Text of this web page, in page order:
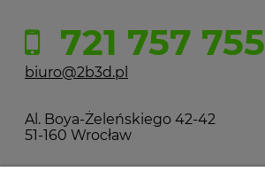
721 757 755
biuro@2b3d.pl
Al. Boya-Żeleńskiego 42-42
51-160 Wrocław